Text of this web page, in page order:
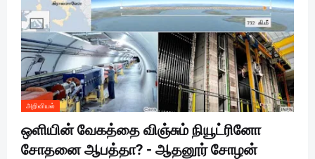
அறிவியல்
ஒளியின் வேகத்தை விஞ்சும் நியூட்ரினோ
சோதனை ஆபத்தா? - ஆதனூர் சோழன்